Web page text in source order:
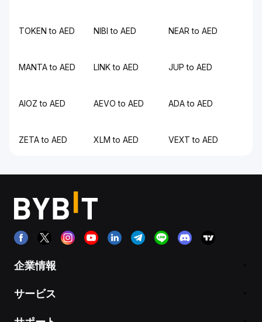
TOKEN to AED NIBI to AED NEAR to AED
MANTA to AED LINK to AED JUP to AED
AIOZ to AED AEVO to AED ADA to AED
ZETA to AED XLM to AED VEXT to AED
企業情報
サービス